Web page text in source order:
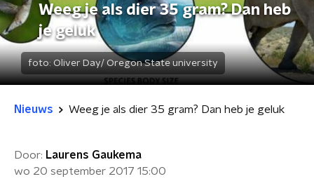
Weeg je als dier 35 gram? Dan heb
je geluk
foto: Oliver Day/ Oregon State university
Nieuws Weeg je als dier 35 gram? Dan heb je geluk
Door: Laurens Gaukema
wo 20 september 2017 15:00